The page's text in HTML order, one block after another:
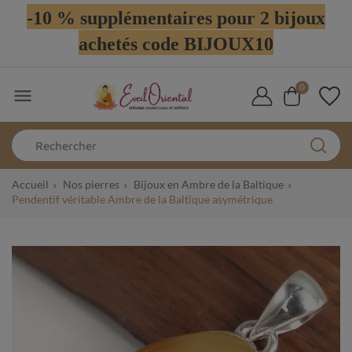
-10 % supplémentaires pour 2 bijoux
achetés code BIJOUX10
 0
Accueil Nos pierres
Bijoux en Ambre de la Baltique
Pendentif véritable Ambre de la Baltique asymétrique